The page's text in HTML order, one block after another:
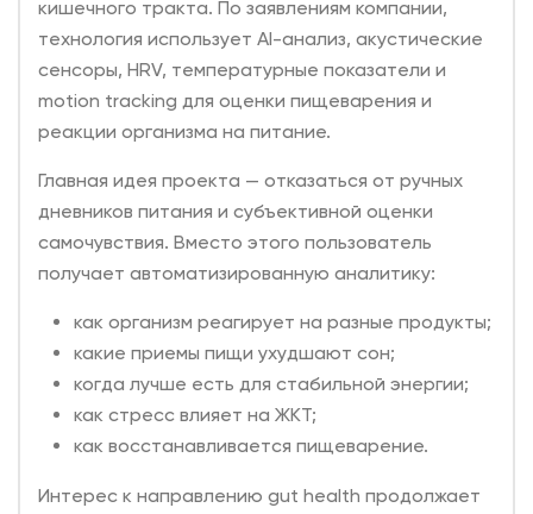
кишечного тракта. По заявлениям компании,
технология использует AI-анализ, акустические
сенсоры, HRV, температурные показатели и
motion tracking для оценки пищеварения и
реакции организма на питание.
Главная идея проекта — отказаться от ручных
дневников питания и субъективной оценки
самочувствия. Вместо этого пользователь
получает автоматизированную аналитику:
как организм реагирует на разные продукты;
какие приемы пищи ухудшают сон;
когда лучше есть для стабильной энергии;
как стресс влияет на ЖКТ;
как восстанавливается пищеварение.
Интерес к направлению gut health продолжает